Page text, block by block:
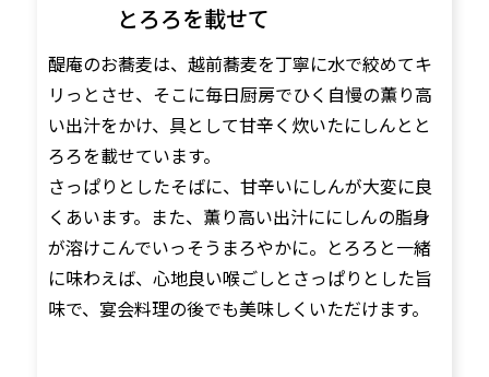
とろろを載せて
醍庵のお蕎麦は、越前蕎麦を丁寧に水で絞めてキ
リっとさせ、そこに毎日厨房でひく自慢の薫り高
い出汁をかけ、具として甘辛く炊いたにしんとと
ろろを載せています。
さっぱりとしたそばに、甘辛いにしんが大変に良
くあいます。また、薫り高い出汁ににしんの脂身
が溶けこんでいっそうまろやかに。とろろと一緒
に味わえば、心地良い喉ごしとさっぱりとした旨
味で、宴会料理の後でも美味しくいただけます。